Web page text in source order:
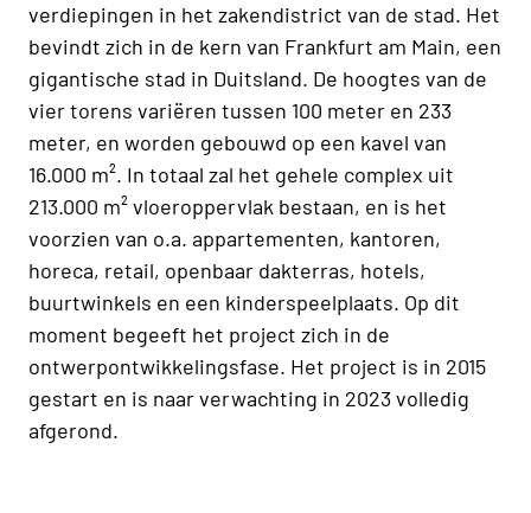
verdiepingen in het zakendistrict van de stad. Het
bevindt zich in de kern van Frankfurt am Main, een
gigantische stad in Duitsland. De hoogtes van de
vier torens variëren tussen 100 meter en 233
meter, en worden gebouwd op een kavel van
16.000 m². In totaal zal het gehele complex uit
213.000 m² vloeroppervlak bestaan, en is het
voorzien van o.a. appartementen, kantoren,
horeca, retail, openbaar dakterras, hotels,
buurtwinkels en een kinderspeelplaats. Op dit
moment begeeft het project zich in de
ontwerpontwikkelingsfase. Het project is in 2015
gestart en is naar verwachting in 2023 volledig
afgerond.